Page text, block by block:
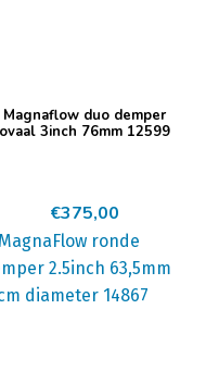
Magnaflow duo demper
ovaal 3inch 76mm 12599
€375,00